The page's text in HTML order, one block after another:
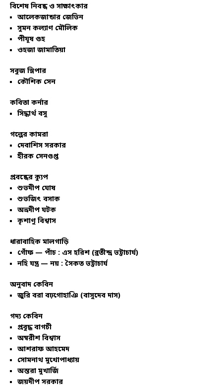
বিশেষ নিবন্ধ ও সাক্ষাৎকার
আলেকজান্ডার জেভিন
সুমন কল্যাণ মৌলিক
পীযূষ গুহ
ওহজা জামাতিয়া
সবুজ স্লিপার
কৌশিক সেন
কবিতা কর্নার
সিদ্ধার্থ বসু
গল্পের কামরা
দেবাশিস সরকার
হীরক সেনগুপ্ত
প্রবন্ধের ক্যুপ
শুভদীপ ঘোষ
শুভজিৎ বসাক
অভ্রদীপ ঘটক
কৃশাণু বিশ্বাস
ধারাবাহিক মালগাড়ি
গোঁফ — পাঁচ : এস হরিশ (ব্রতীন্দ্র ভট্টাচার্য)
নহি যন্ত্র — নয় : সৈকত ভট্টাচার্য
অনুবাদ কেবিন
জুরি বরা বঢ়গোহাঞি (বাসুদেব দাস)
গদ্য কেবিন
প্রবুদ্ধ বাগচী
অম্বরীশ বিশ্বাস
আশরাফ আহমেদ
সোমনাথ মুখোপাধ্যায়
অন্তরা মুখার্জি
জয়দীপ সরকার